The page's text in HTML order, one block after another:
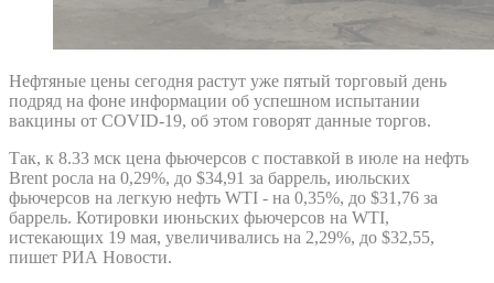
Нефтяные цены сегодня растут уже пятый торговый день
подряд на фоне информации об успешном испытании
вакцины от COVID-19, об этом говорят данные торгов.
Так, к 8.33 мск цена фьючерсов с поставкой в июле на нефть
Brent росла на 0,29%, до $34,91 за баррель, июльских
фьючерсов на легкую нефть WTI - на 0,35%, до $31,76 за
баррель. Котировки июньских фьючерсов на WTI,
истекающих 19 мая, увеличивались на 2,29%, до $32,55,
пишет РИА Новости.